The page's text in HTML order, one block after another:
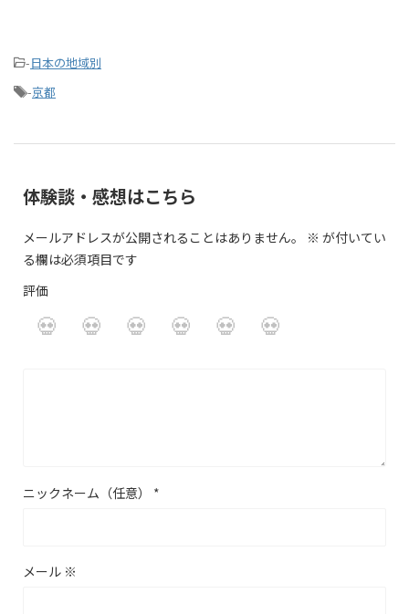
-日本の地域別
-京都
体験談・感想はこちら
メールアドレスが公開されることはありません。 ※ が付いてい
る欄は必須項目です
評価
ニックネーム（任意） *
メール ※